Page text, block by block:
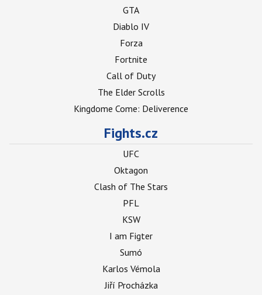
GTA
Diablo IV
Forza
Fortnite
Call of Duty
The Elder Scrolls
Kingdome Come: Deliverence
Fights.cz
UFC
Oktagon
Clash of The Stars
PFL
KSW
I am Figter
Sumó
Karlos Vémola
Jiří Procházka